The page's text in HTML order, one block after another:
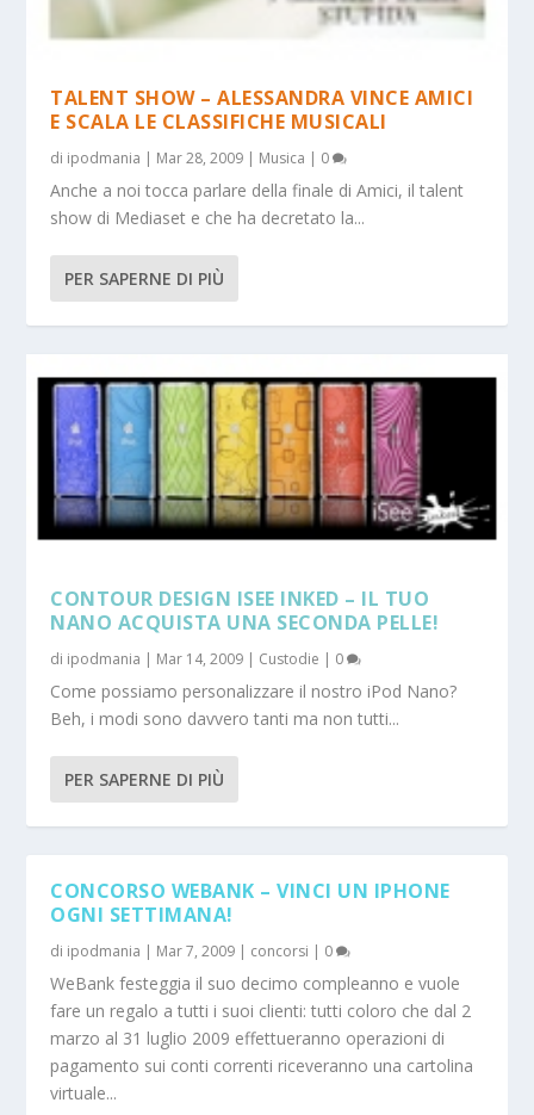
TALENT SHOW – ALESSANDRA VINCE AMICI
E SCALA LE CLASSIFICHE MUSICALI
di ipodmania | Mar 28, 2009 | Musica | 0
Anche a noi tocca parlare della finale di Amici, il talent
show di Mediaset e che ha decretato la...
PER SAPERNE DI PIÙ
CONTOUR DESIGN ISEE INKED – IL TUO
NANO ACQUISTA UNA SECONDA PELLE!
di ipodmania | Mar 14, 2009 | Custodie | 0
Come possiamo personalizzare il nostro iPod Nano?
Beh, i modi sono davvero tanti ma non tutti...
PER SAPERNE DI PIÙ
CONCORSO WEBANK – VINCI UN IPHONE
OGNI SETTIMANA!
di ipodmania | Mar 7, 2009 | concorsi | 0
WeBank festeggia il suo decimo compleanno e vuole
fare un regalo a tutti i suoi clienti: tutti coloro che dal 2
marzo al 31 luglio 2009 effettueranno operazioni di
pagamento sui conti correnti riceveranno una cartolina
virtuale...